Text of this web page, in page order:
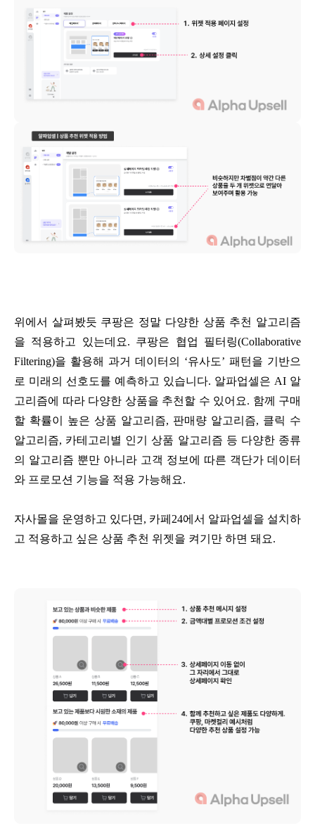
위에서 살펴봤듯 쿠팡은 정말 다양한 상품 추천 알고리즘
을 적용하고 있는데요. 쿠팡은 협업 필터링(Collaborative
Filtering)을 활용해 과거 데이터의 ‘유사도’ 패턴을 기반으
로 미래의 선호도를 예측하고 있습니다. 알파업셀은 AI 알
고리즘에 따라 다양한 상품을 추천할 수 있어요. 함께 구매
할 확률이 높은 상품 알고리즘, 판매량 알고리즘, 클릭 수
알고리즘, 카테고리별 인기 상품 알고리즘 등 다양한 종류
의 알고리즘 뿐만 아니라 고객 정보에 따른 객단가 데이터
와 프로모션 기능을 적용 가능해요.
자사몰을 운영하고 있다면, 카페24에서 알파업셀을 설치하
고 적용하고 싶은 상품 추천 위젯을 켜기만 하면 돼요.